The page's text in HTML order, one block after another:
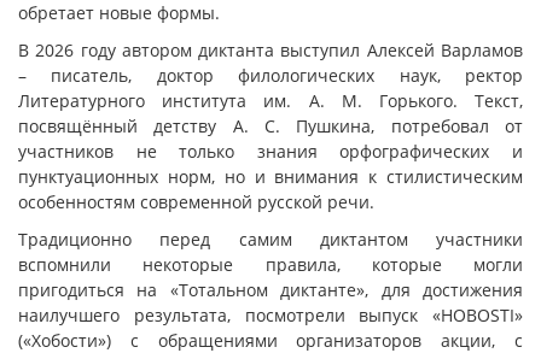
обретает новые формы.
В 2026 году автором диктанта выступил Алексей Варламов
– писатель, доктор филологических наук, ректор
Литературного института им. А. М. Горького. Текст,
посвящённый детству А. С. Пушкина, потребовал от
участников не только знания орфографических и
пунктуационных норм, но и внимания к стилистическим
особенностям современной русской речи.
Традиционно перед самим диктантом участники
вспомнили некоторые правила, которые могли
пригодиться на «Тотальном диктанте», для достижения
наилучшего результата, посмотрели выпуск «HOBOSTI»
(«Хобости») с обращениями организаторов акции, с